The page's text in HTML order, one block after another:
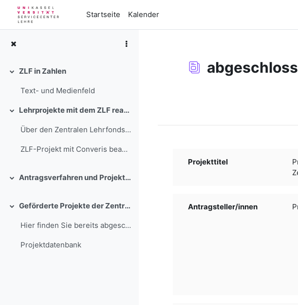
Zum Hauptinhalt
Startseite
Kalender
Einklappen
ZLF in Zahlen
Text- und Medienfeld
Einklappen Lehrprojekte mit dem ZLF realisieren
Über den Zentralen Lehrfonds stehen in einem wettb...
ZLF-Projekt mit Converis beantra...
Einklappen Antragsverfahren und Projektbegleitung
Einklappen Geförderte Projekte der Zentralen Lehrförderung der Universität Kassel
Hier finden Sie bereits abgeschlossene Projekte, d...
Projekt­daten­bank
Projekttitel
Antragsteller/­­innen